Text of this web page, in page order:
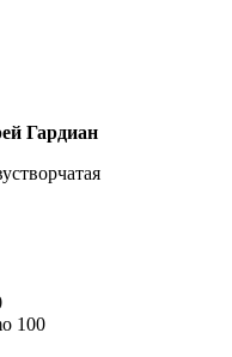
Гардиан
100